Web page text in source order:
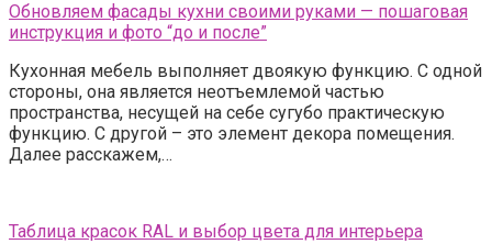
Обновляем фасады кухни своими руками — пошаговая
инструкция и фото “до и после”
Кухонная мебель выполняет двоякую функцию. С одной
стороны, она является неотъемлемой частью
пространства, несущей на себе сугубо практическую
функцию. С другой – это элемент декора помещения.
Далее расскажем,…
Таблица красок RAL и выбор цвета для интерьера